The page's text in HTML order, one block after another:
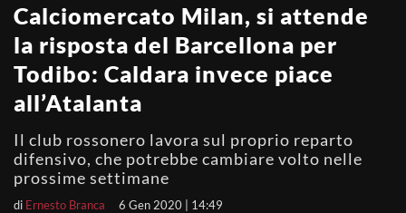
Calciomercato Milan, si attende
la risposta del Barcellona per
Todibo: Caldara invece piace
all’Atalanta
Il club rossonero lavora sul proprio reparto
difensivo, che potrebbe cambiare volto nelle
prossime settimane
di Ernesto Branca 6 Gen 2020 | 14:49